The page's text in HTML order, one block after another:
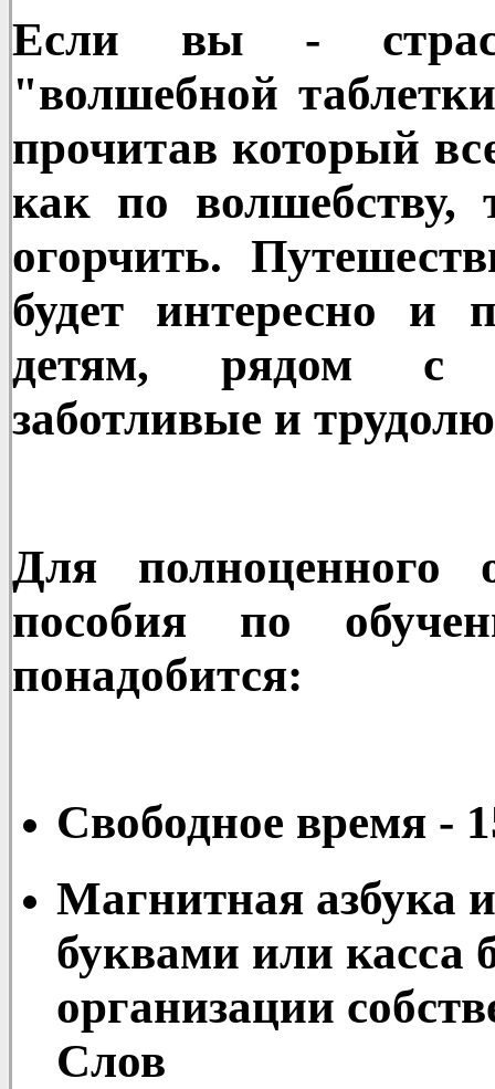
Если вы -
"волшебной
прочитав который
как по волшебству,
огорчить.
будет интересно и
детям, рядом с
заботливые и
Для полноценного
пособия по
понадобится:
Свободное время -
Магнитная азбука
буквами или касса
организации
Слов